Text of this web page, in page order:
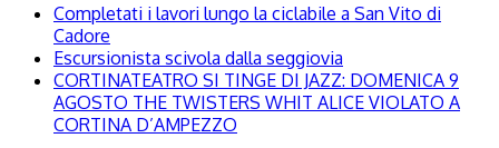
Completati i lavori lungo la ciclabile a San Vito di
Cadore
Escursionista scivola dalla seggiovia
CORTINATEATRO SI TINGE DI JAZZ: DOMENICA 9
AGOSTO THE TWISTERS WHIT ALICE VIOLATO A
CORTINA D’AMPEZZO